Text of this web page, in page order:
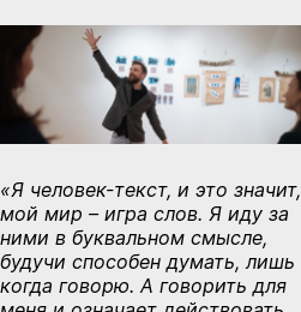
«Я человек-текст, и это значит,
мой мир – игра слов. Я иду за
ними в буквальном смысле,
будучи способен думать, лишь
когда говорю. А говорить для